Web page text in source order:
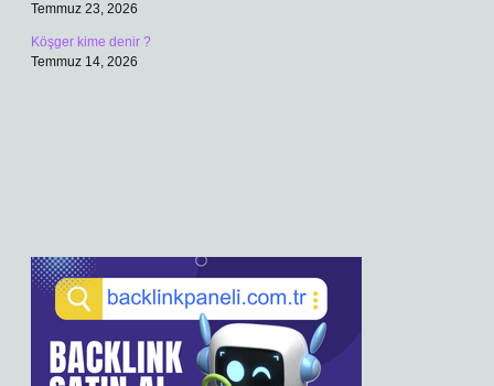
Temmuz 23, 2026
Köşger kime denir ?
Temmuz 14, 2026